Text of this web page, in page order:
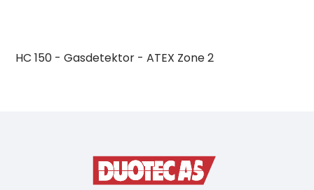
HC 150 - Gasdetektor - ATEX Zone 2